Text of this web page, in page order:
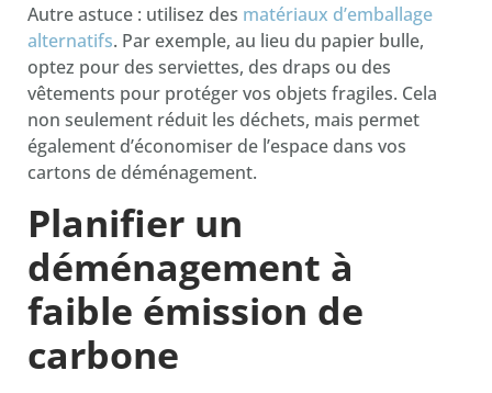
Autre astuce : utilisez des matériaux d’emballage
alternatifs. Par exemple, au lieu du papier bulle,
optez pour des serviettes, des draps ou des
vêtements pour protéger vos objets fragiles. Cela
non seulement réduit les déchets, mais permet
également d’économiser de l’espace dans vos
cartons de déménagement.
Planifier un
déménagement à
faible émission de
carbone